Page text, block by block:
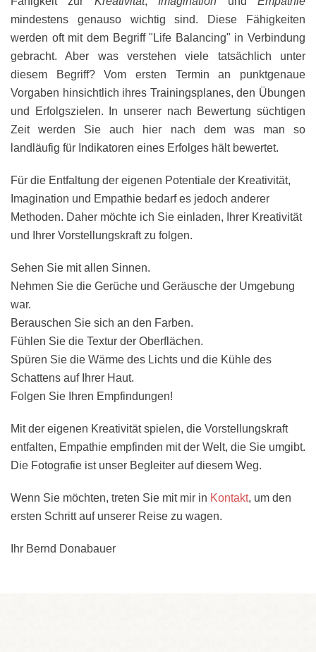
mindestens genauso wichtig sind. Diese Fähigkeiten
werden oft mit dem Begriff "Life Balancing" in Verbindung
gebracht. Aber was verstehen viele tatsächlich unter
diesem Begriff? Vom ersten Termin an punktgenaue
Vorgaben hinsichtlich ihres Trainingsplanes, den Übungen
und Erfolgszielen. In unserer nach Bewertung süchtigen
Zeit werden Sie auch hier nach dem was man so
landläufig für Indikatoren eines Erfolges hält bewertet.
Für die Entfaltung der eigenen Potentiale der Kreativität,
Imagination und Empathie bedarf es jedoch anderer
Methoden. Daher möchte ich Sie einladen, Ihrer Kreativität
und Ihrer Vorstellungskraft zu folgen.
Sehen Sie mit allen Sinnen.
Nehmen Sie die Gerüche und Geräusche der Umgebung
war.
Berauschen Sie sich an den Farben.
Fühlen Sie die Textur der Oberflächen.
Spüren Sie die Wärme des Lichts und die Kühle des
Schattens auf Ihrer Haut.
Folgen Sie Ihren Empfindungen!
Mit der eigenen Kreativität spielen, die Vorstellungskraft
entfalten, Empathie empfinden mit der Welt, die Sie umgibt.
Die Fotografie ist unser Begleiter auf diesem Weg.
Wenn Sie möchten, treten Sie mit mir in Kontakt, um den
ersten Schritt auf unserer Reise zu wagen.
Ihr Bernd Donabauer